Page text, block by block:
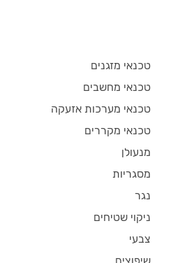
טכנאי מזגנים
טכנאי מחשבים
טכנאי מערכות אזעקה
טכנאי מקררים
מנעולן
מסגריות
נגר
ניקוי שטיחים
צבעי